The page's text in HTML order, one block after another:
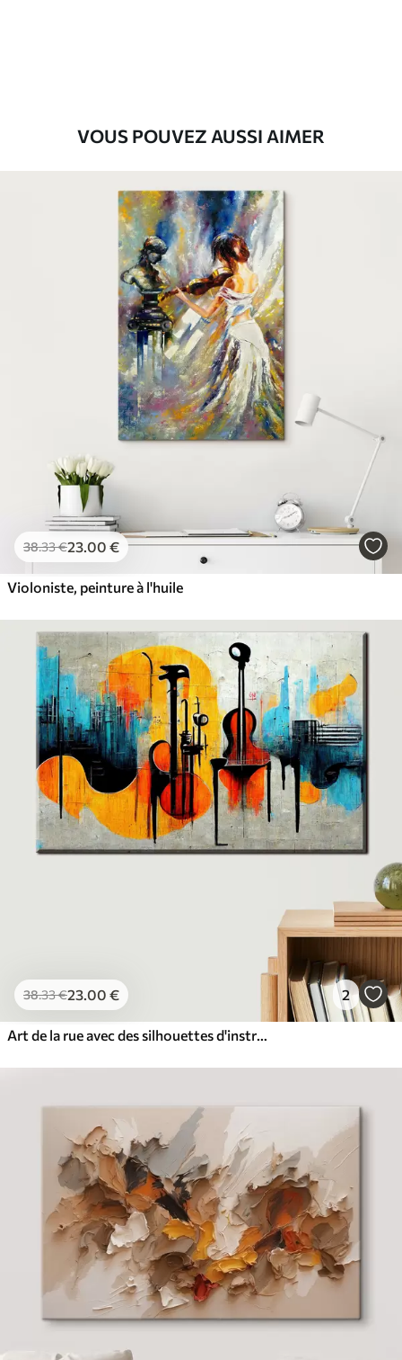
VOUS POUVEZ AUSSI AIMER
38.33€23.00 €
Violoniste, peinture à l'huile
38.33€23.00 € 2
Art de la rue avec des silhouettes d'instruments de musique